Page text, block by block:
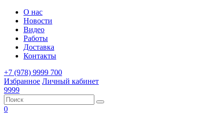
О нас
Новости
Видео
Работы
Доставка
Контакты
+7 (978) 9999 700
Избранное Личный кабинет
9999
0